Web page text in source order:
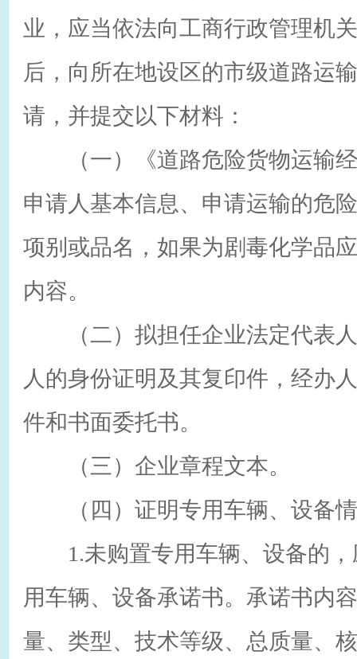
业，应当依法向工商行政管理机
后，向所在地设区的市级道路运
请，并提交以下材料：
（一）《道路危险货物运输经
申请人基本信息、申请运输的危
项别或品名，如果为剧毒化学品
内容。
（二）拟担任企业法定代表人
人的身份证明及其复印件，经办
件和书面委托书。
（三）企业章程文本。
（四）证明专用车辆、设备情
1.未购置专用车辆、设备的，
用车辆、设备承诺书。承诺书内
量、类型、技术等级、总质量、